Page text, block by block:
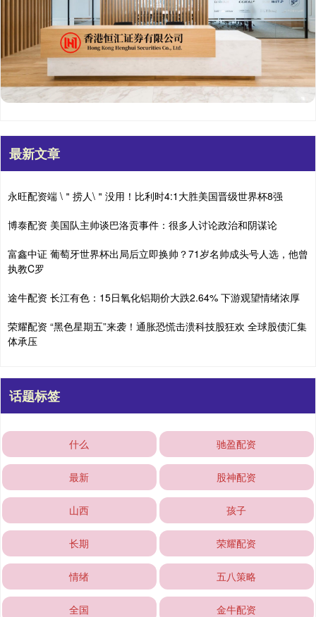
最新文章
永旺配资端 \＂捞人\＂没用！比利时4:1大胜美国晋级世界杯8强
博泰配资 美国队主帅谈巴洛贡事件：很多人讨论政治和阴谋论
富鑫中证 葡萄牙世界杯出局后立即换帅？71岁名帅成头号人选，他曾
执教C罗
途牛配资 长江有色：15日氧化铝期价大跌2.64% 下游观望情绪浓厚
荣耀配资 “黑色星期五”来袭！通胀恐慌击溃科技股狂欢 全球股债汇集
体承压
话题标签
什么 驰盈配资
最新 股神配资
山西 孩子
长期 荣耀配资
情绪 五八策略
全国 金牛配资